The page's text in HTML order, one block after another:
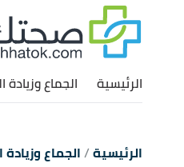
الرئيسية الجماع
الرئيسية الجماع